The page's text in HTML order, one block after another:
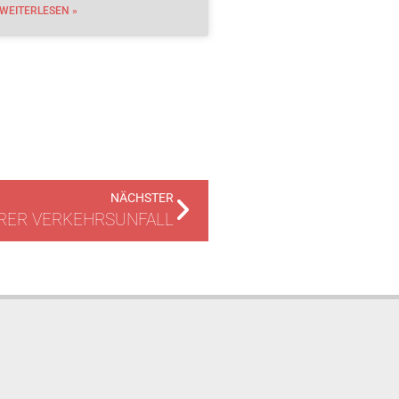
WEITERLESEN »
NÄCHSTER
VERKEHRSUNFALL